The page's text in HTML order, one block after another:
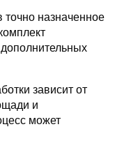
назначенное
зависит от
и
может